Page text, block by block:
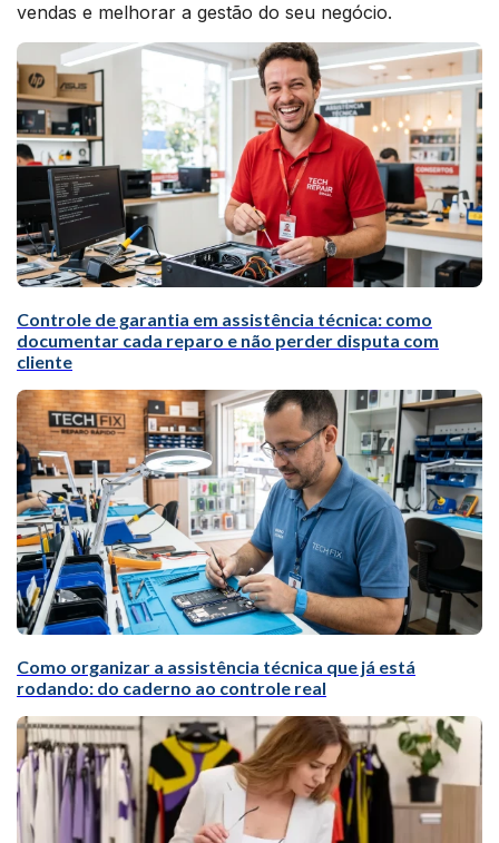
vendas e melhorar a gestão do seu negócio.
Controle de garantia em assistência técnica: como
documentar cada reparo e não perder disputa com
cliente
Como organizar a assistência técnica que já está
rodando: do caderno ao controle real